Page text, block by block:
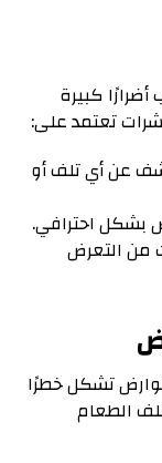
كبيرة
تعتمد على:
عن أي تلف أو
بشكل احترافي.
من التعرض
تشكل خطرًا
الطعام